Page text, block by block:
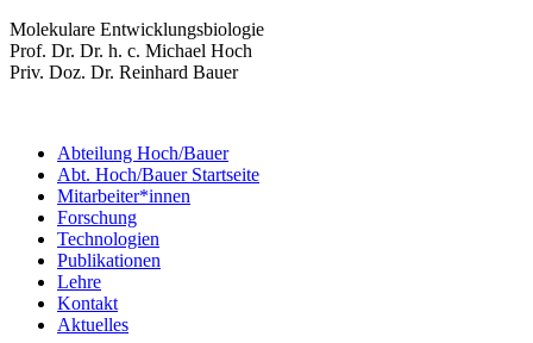
Molekulare Entwicklungsbiologie
Prof. Dr. Dr. h. c. Michael Hoch
Priv. Doz. Dr. Reinhard Bauer
Abteilung Hoch/Bauer
Abt. Hoch/Bauer Startseite
Mitarbeiter*innen
Forschung
Technologien
Publikationen
Lehre
Kontakt
Aktuelles